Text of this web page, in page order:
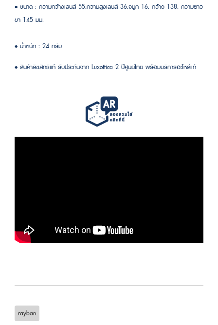
• ขนาด : ความกว้างเลนส์ 55,ความสูงเลนส์ 36,จมูก 16, กว้าง 138, ความยาว
ขา 145 มม.
• น้ำหนัก : 24 กรัม
• สินค้าลิขสิทธิแท้ รับประกันจาก Luxottica 2 ปีศูนย์ไทย พร้อมบริการอะไหล่แท้
rayban